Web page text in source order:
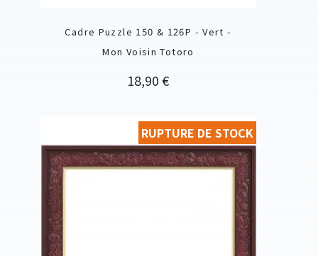
Cadre Puzzle 150 & 126P - Vert -
Mon Voisin Totoro
Prix
18,90 €
RUPTURE DE STOCK